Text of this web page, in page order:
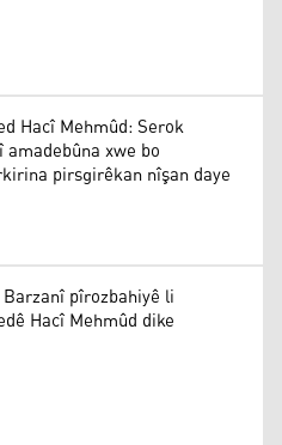
Hacî Mehmûd: Serok
amadebûna xwe bo
pirsgirêkan nîşan daye
pîrozbahiyê li
Hacî Mehmûd dike